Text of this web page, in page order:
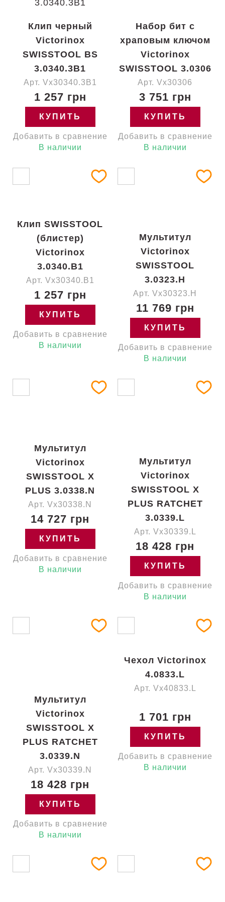
Клип черный
Victorinox
SWISSTOOL BS
3.0340.3B1
Арт. Vx30340.3B1
1 257 грн
КУПИТЬ
Добавить в сравнение
В наличии
Набор бит с
храповым ключом
Victorinox
SWISSTOOL 3.0306
Арт. Vx30306
3 751 грн
КУПИТЬ
Добавить в сравнение
В наличии
Клип SWISSTOOL
(блистер)
Victorinox
3.0340.B1
Арт. Vx30340.B1
1 257 грн
КУПИТЬ
Добавить в сравнение
В наличии
Мультитул
Victorinox
SWISSTOOL
3.0323.H
Арт. Vx30323.H
11 769 грн
КУПИТЬ
Добавить в сравнение
В наличии
Мультитул
Victorinox
SWISSTOOL X
PLUS 3.0338.N
Арт. Vx30338.N
14 727 грн
КУПИТЬ
Добавить в сравнение
В наличии
Мультитул
Victorinox
SWISSTOOL X
PLUS RATCHET
3.0339.L
Арт. Vx30339.L
18 428 грн
КУПИТЬ
Добавить в сравнение
В наличии
Мультитул
Victorinox
SWISSTOOL X
PLUS RATCHET
3.0339.N
Арт. Vx30339.N
18 428 грн
КУПИТЬ
Добавить в сравнение
В наличии
Чехол Victorinox
4.0833.L
Арт. Vx40833.L
1 701 грн
КУПИТЬ
Добавить в сравнение
В наличии